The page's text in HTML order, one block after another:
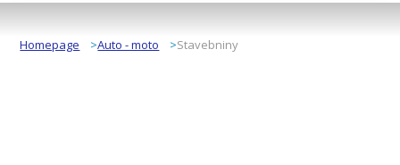
Homepage Auto - moto Stavebniny